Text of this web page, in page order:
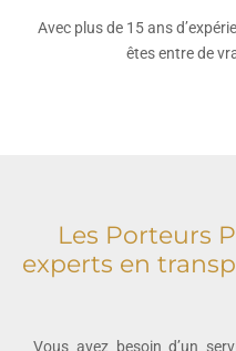
Avec plus de 15 ans
êtes entre de
Les Porteurs
experts en
Vous avez besoin d’un